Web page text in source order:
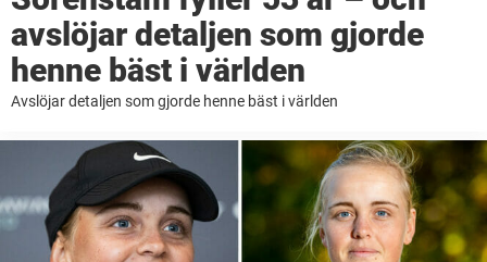
avslöjar detaljen som gjorde
henne bäst i världen
Avslöjar detaljen som gjorde henne bäst i världen